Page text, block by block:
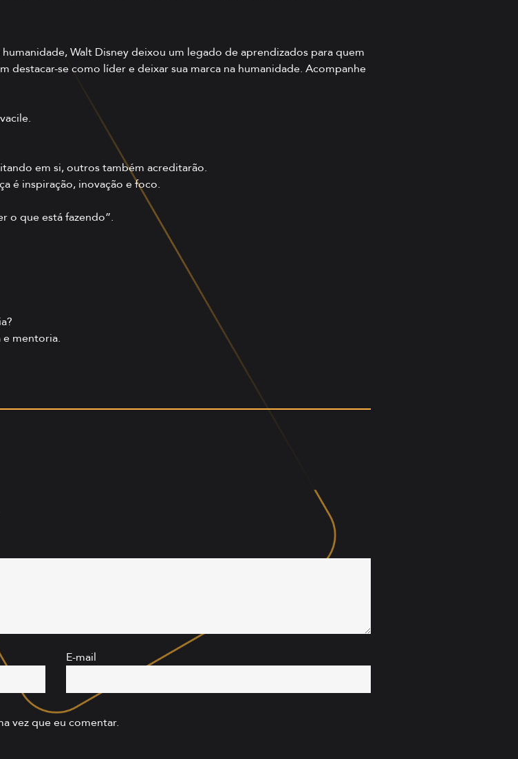
Walt Disney deixou um legado de aprendizados para quem
destacar-se como líder e deixar sua marca na humanidade. Acompanhe
em si, outros também acreditarão.
é inspiração, inovação e foco.
o que está fazendo”.
mentoria.
E-mail
vez que eu comentar.